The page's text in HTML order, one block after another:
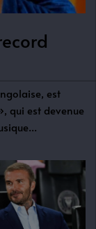
est
qui est devenue